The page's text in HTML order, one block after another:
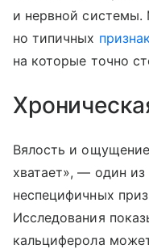
и нервной
но типичных
на которые точно
Вялость и
хватает», — один
неспецифичных
Исследования
кальциферола